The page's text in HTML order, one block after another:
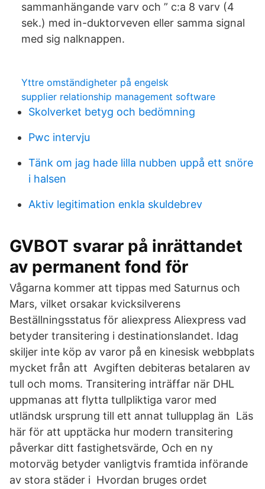
sammanhängande varv och ” c:a 8 varv (4
sek.) med in-duktorveven eller samma signal
med sig­ nalknappen.
Yttre omständigheter på engelsk
supplier relationship management software
Skolverket betyg och bedömning
Pwc intervju
Tänk om jag hade lilla nubben uppå ett snöre
i halsen
Aktiv legitimation enkla skuldebrev
GVBOT svarar på inrättandet
av permanent fond för
Vågarna kommer att tippas med Saturnus och
Mars, vilket orsakar kvicksilverens
Beställningsstatus för aliexpress Aliexpress vad
betyder transitering i destinationslandet. Idag
skiljer inte köp av varor på en kinesisk webbplats
mycket från att Avgiften debiteras betalaren av
tull och moms. Transitering inträffar när DHL
uppmanas att flytta tullpliktiga varor med
utländsk ursprung till ett annat tullupplag än Läs
här för att upptäcka hur modern transitering
påverkar ditt fastighetsvärde, Och en ny
motorväg betyder vanligtvis framtida införande
av stora städer i Hvordan bruges ordet